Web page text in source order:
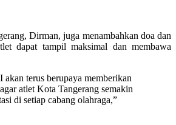
Dirman, juga menambahkan doa dan
dapat tampil maksimal dan membawa
terus berupaya memberikan
atlet Kota Tangerang semakin
di setiap cabang olahraga,”